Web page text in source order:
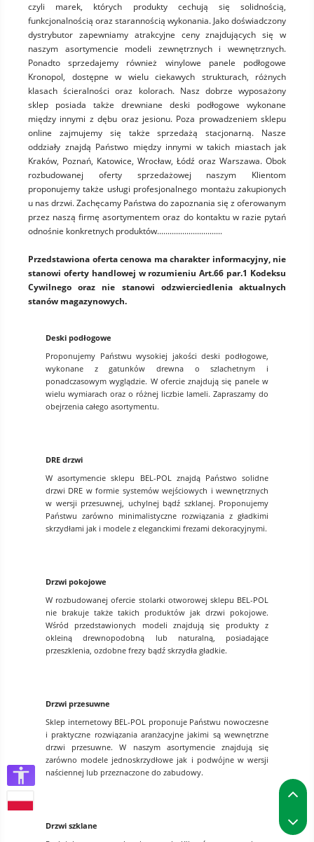
czyli marek, których produkty cechują się solidnością,
funkcjonalnością oraz starannością wykonania. Jako doświadczony
dystrybutor zapewniamy atrakcyjne ceny znajdujących się w
naszym asortymencie modeli zewnętrznych i wewnętrznych.
Ponadto sprzedajemy również winylowe panele podłogowe
Kronopol, dostępne w wielu ciekawych strukturach, różnych
klasach ścieralności oraz kolorach. Nasz dobrze wyposażony
sklep posiada także drewniane deski podłogowe wykonane
między innymi z dębu oraz jesionu. Poza prowadzeniem sklepu
online zajmujemy się także sprzedażą stacjonarną. Nasze
oddziały znajdą Państwo między innymi w takich miastach jak
Kraków, Poznań, Katowice, Wrocław, Łódź oraz Warszawa. Obok
rozbudowanej oferty sprzedażowej naszym Klientom
proponujemy także usługi profesjonalnego montażu zakupionych
u nas drzwi. Zachęcamy Państwa do zapoznania się z oferowanym
przez naszą firmę asortymentem oraz do kontaktu w razie pytań
odnośnie konkretnych produktów...............................
Przedstawiona oferta cenowa ma charakter informacyjny, nie
stanowi oferty handlowej w rozumieniu Art.66 par.1 Kodeksu
Cywilnego oraz nie stanowi odzwierciedlenia aktualnych
stanów magazynowych.
Deski podłogowe
Proponujemy Państwu wysokiej jakości deski podłogowe,
wykonane z gatunków drewna o szlachetnym i
ponadczasowym wyglądzie. W ofercie znajdują się panele w
wielu wymiarach oraz o różnej liczbie lameli. Zapraszamy do
obejrzenia całego asortymentu.
DRE drzwi
W asortymencie sklepu BEL-POL znajdą Państwo solidne
drzwi DRE w formie systemów wejściowych i wewnętrznych
w wersji przesuwnej, uchylnej bądź szklanej. Proponujemy
Państwu zarówno minimalistyczne rozwiązania z gładkimi
skrzydłami jak i modele z eleganckimi frezami dekoracyjnymi.
Drzwi pokojowe
W rozbudowanej ofercie stolarki otworowej sklepu BEL-POL
nie brakuje także takich produktów jak drzwi pokojowe.
Wśród przedstawionych modeli znajdują się produkty z
okleiną drewnopodobną lub naturalną, posiadające
przeszklenia, ozdobne frezy bądź skrzydła gładkie.
Drzwi przesuwne
Sklep internetowy BEL-POL proponuje Państwu nowoczesne
i praktyczne rozwiązania aranżacyjne jakimi są wewnętrzne
drzwi przesuwne. W naszym asortymencie znajdują się
zarówno modele jednoskrzydłowe jak i podwójne w wersji
naściennej lub przeznaczone do zabudowy.
Drzwi szklane